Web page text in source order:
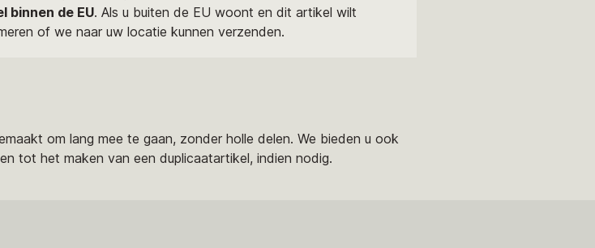
binnen de EU. Als u buiten de EU woont en dit artikel wilt
of we naar uw locatie kunnen verzenden.
om lang mee te gaan, zonder holle delen. We bieden u ook
tot het maken van een duplicaatartikel, indien nodig.